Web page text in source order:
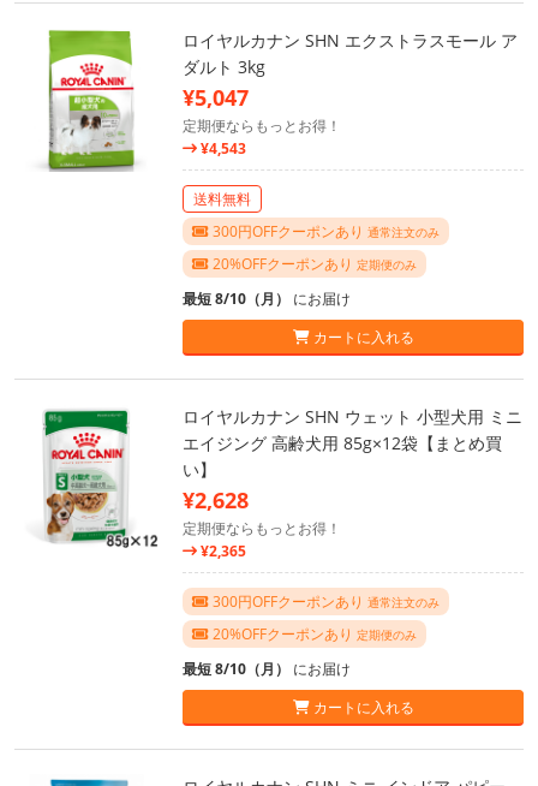
ロイヤルカナン SHN エクストラスモール ア
ダルト 3kg
¥5,047
定期便ならもっとお得！
¥4,543
送料無料
300円OFFクーポンあり 通常注文のみ
20%OFFクーポンあり 定期便のみ
最短 8/10（月） にお届け
カートに入れる
ロイヤルカナン SHN ウェット 小型犬用 ミニ
エイジング 高齢犬用 85g×12袋【まとめ買
い】
¥2,628
定期便ならもっとお得！
¥2,365
300円OFFクーポンあり 通常注文のみ
20%OFFクーポンあり 定期便のみ
最短 8/10（月） にお届け
カートに入れる